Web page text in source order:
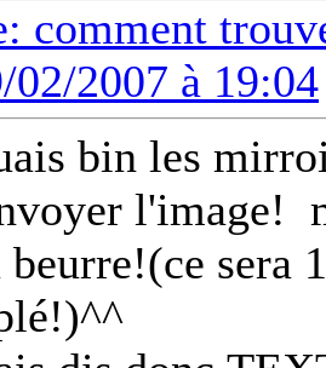
comment
02/2007 à 19:04
bin les
l'image!
beurre!(ce sera